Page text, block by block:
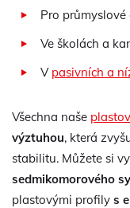
Pro
Ve školách a
V pasivních a
Všechna naše
výztuhou, která
stabilitu. Můžete si
sedmikomorového
plastovými profily s